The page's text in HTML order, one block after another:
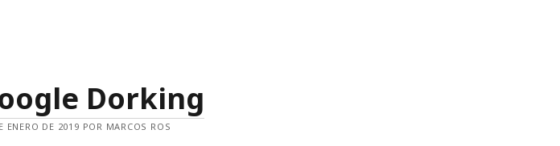
Dorking
ENERO DE 2019 POR MARCOS ROS